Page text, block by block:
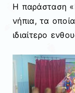
Η παράσταση
νήπια, τα
ιδιαίτερο